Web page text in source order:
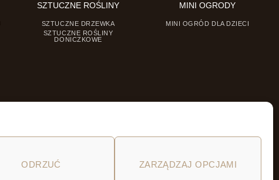
ODRZUĆ ZARZĄDZAJ OPCJAMI
SZTUCZNE ROŚLINY
SZTUCZNE DRZEWKA
SZTUCZNE ROŚLINY
DONICZKOWE
MINI OGRODY
MINI OGRÓD DLA DZIECI